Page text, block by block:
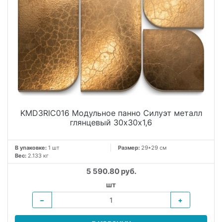
KMD3RIC016 Модульное панно Силуэт металл
глянцевый 30х30х1,6
В упаковке: 1 шт Размер: 29*29 см
Вес: 2.133 кг
5 590.80 руб.
шт
−
+